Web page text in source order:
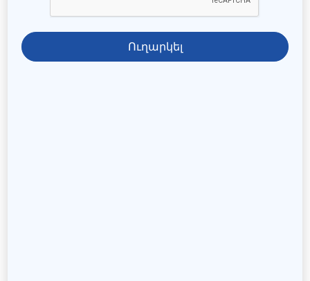
Ուղարկել